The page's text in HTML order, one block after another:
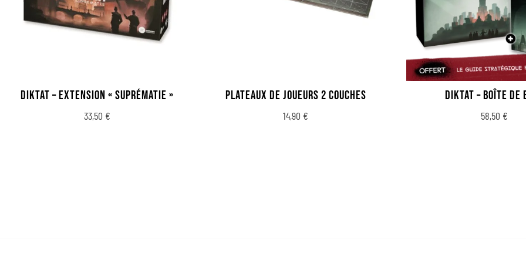
DIKTAT – EXTENSION « SUPRÉMATIE »
33,50 €
PLATEAUX DE JOUEURS 2 COUCHES
14,90 €
DIKTAT – BOÎTE DE
58,50 €